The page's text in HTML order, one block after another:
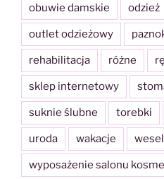
obuwie damskie odzież
outlet odzieżowy
rehabilitacja różne
sklep internetowy
suknie ślubne torebki
uroda wakacje
wyposażenie salonu